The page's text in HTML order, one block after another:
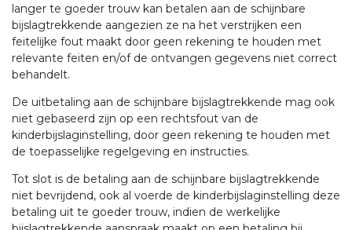
langer te goeder trouw kan betalen aan de schijnbare
bijslagtrekkende aangezien ze na het verstrijken een
feitelijke fout maakt door geen rekening te houden met
relevante feiten en/of de ontvangen gegevens niet correct
behandelt.
De uitbetaling aan de schijnbare bijslagtrekkende mag ook
niet gebaseerd zijn op een rechtsfout van de
kinderbijslaginstelling, door geen rekening te houden met
de toepasselijke regelgeving en instructies.
Tot slot is de betaling aan de schijnbare bijslagtrekkende
niet bevrijdend, ook al voerde de kinderbijslaginstelling deze
betaling uit te goeder trouw, indien de werkelijke